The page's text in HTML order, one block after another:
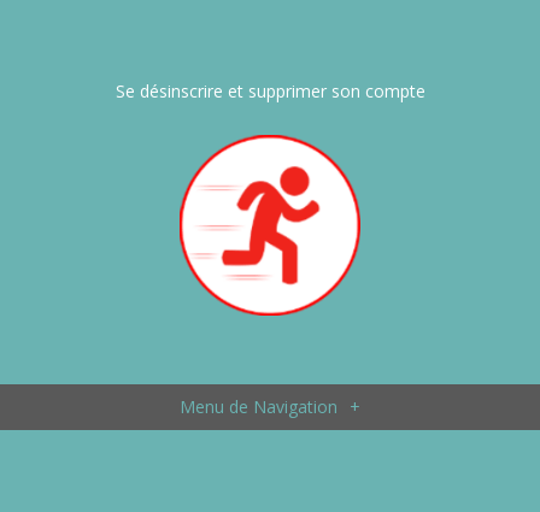
Se désinscrire et supprimer son compte
Menu de Navigation +